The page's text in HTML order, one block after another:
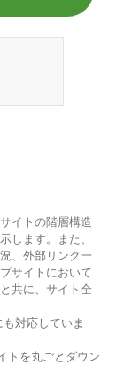
イトの階層構造
します。また、
、外部リンク一
サイトにおいて
共に、サイト全
対応していま
トを丸ごとダウン